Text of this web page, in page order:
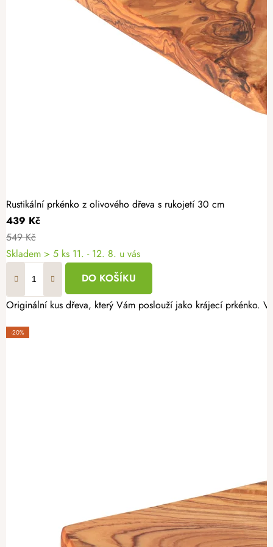
Rustikální prkénko z olivového dřeva s rukojetí 30 cm
439 Kč
549 Kč
Skladem > 5 ks 11. - 12. 8. u vás
DO KOŠÍKU
Originální kus dřeva, který Vám poslouží jako krájecí prkénko.
-20%